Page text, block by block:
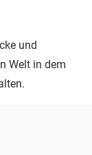
und
Welt in dem